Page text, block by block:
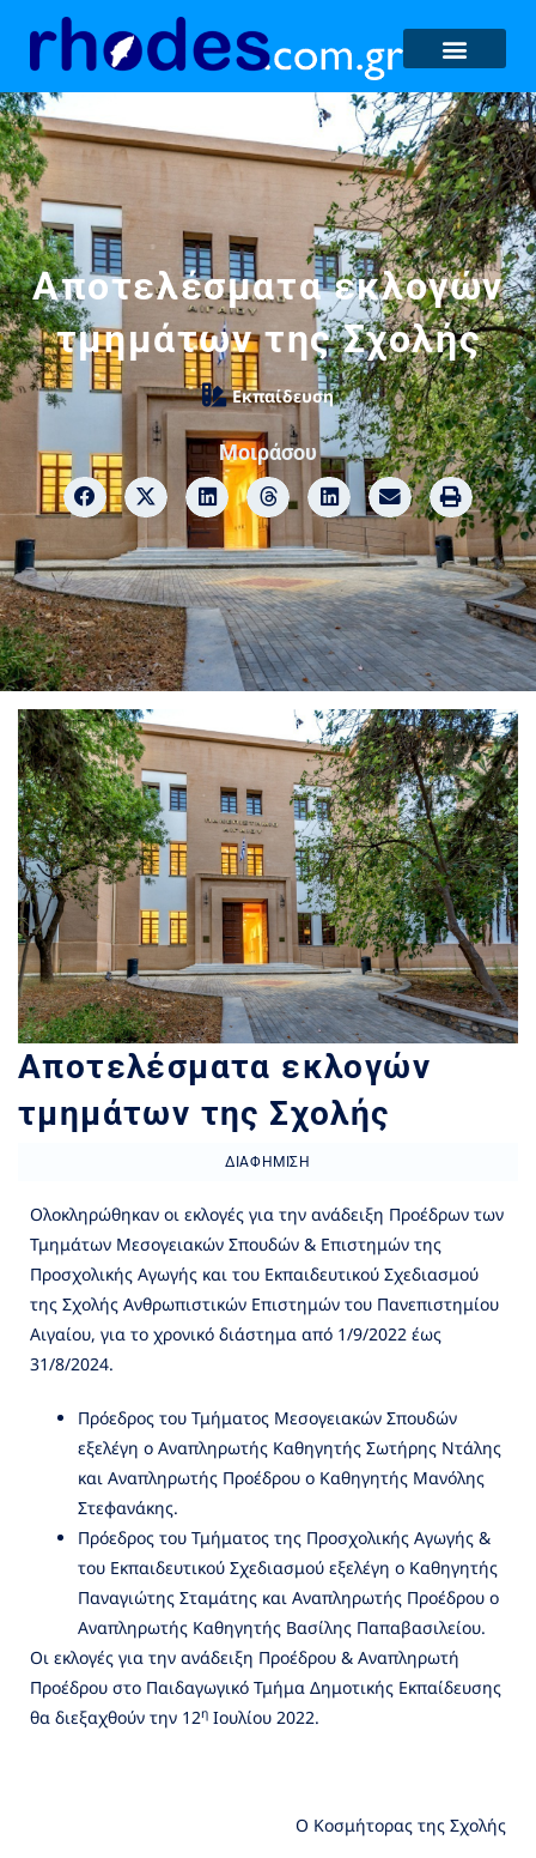
Αποτελέσματα εκλογών
τμημάτων της Σχολής
Εκπαίδευση
Μοιράσου
Αποτελέσματα εκλογών
τμημάτων της Σχολής
ΔΙΑΦΉΜΙΣΗ
Ολοκληρώθηκαν οι εκλογές για την ανάδειξη Προέδρων των
Τμημάτων Μεσογειακών Σπουδών & Επιστημών της
Προσχολικής Αγωγής και του Εκπαιδευτικού Σχεδιασμού
της Σχολής Ανθρωπιστικών Επιστημών του Πανεπιστημίου
Αιγαίου, για το χρονικό διάστημα από 1/9/2022 έως
31/8/2024.
Πρόεδρος του Τμήματος Μεσογειακών Σπουδών
εξελέγη ο Αναπληρωτής Καθηγητής Σωτήρης Ντάλης
και Αναπληρωτής Προέδρου ο Καθηγητής Μανόλης
Στεφανάκης.
Πρόεδρος του Τμήματος της Προσχολικής Αγωγής &
του Εκπαιδευτικού Σχεδιασμού εξελέγη ο Καθηγητής
Παναγιώτης Σταμάτης και Αναπληρωτής Προέδρου ο
Αναπληρωτής Καθηγητής Βασίλης Παπαβασιλείου.
Οι εκλογές για την ανάδειξη Προέδρου & Αναπληρωτή
Προέδρου στο Παιδαγωγικό Τμήμα Δημοτικής Εκπαίδευσης
θα διεξαχθούν την 12η Ιουλίου 2022.
Ο Κοσμήτορας της Σχολής